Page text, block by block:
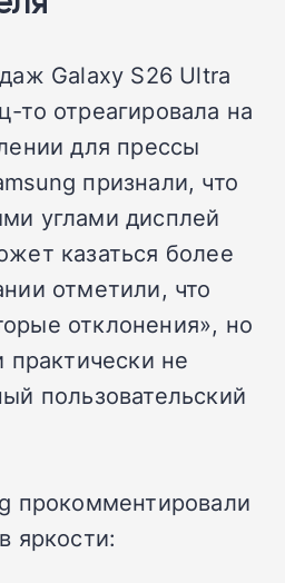
Galaxy S26 Ultra
то отреагировала на
для прессы
признали, что
углами дисплей
казаться более
отметили, что
отклонения», но
практически не
пользовательский
прокомментировали
яркости: